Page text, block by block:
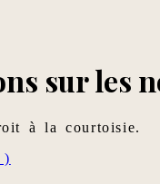
sur les
à la courtoisie.
)